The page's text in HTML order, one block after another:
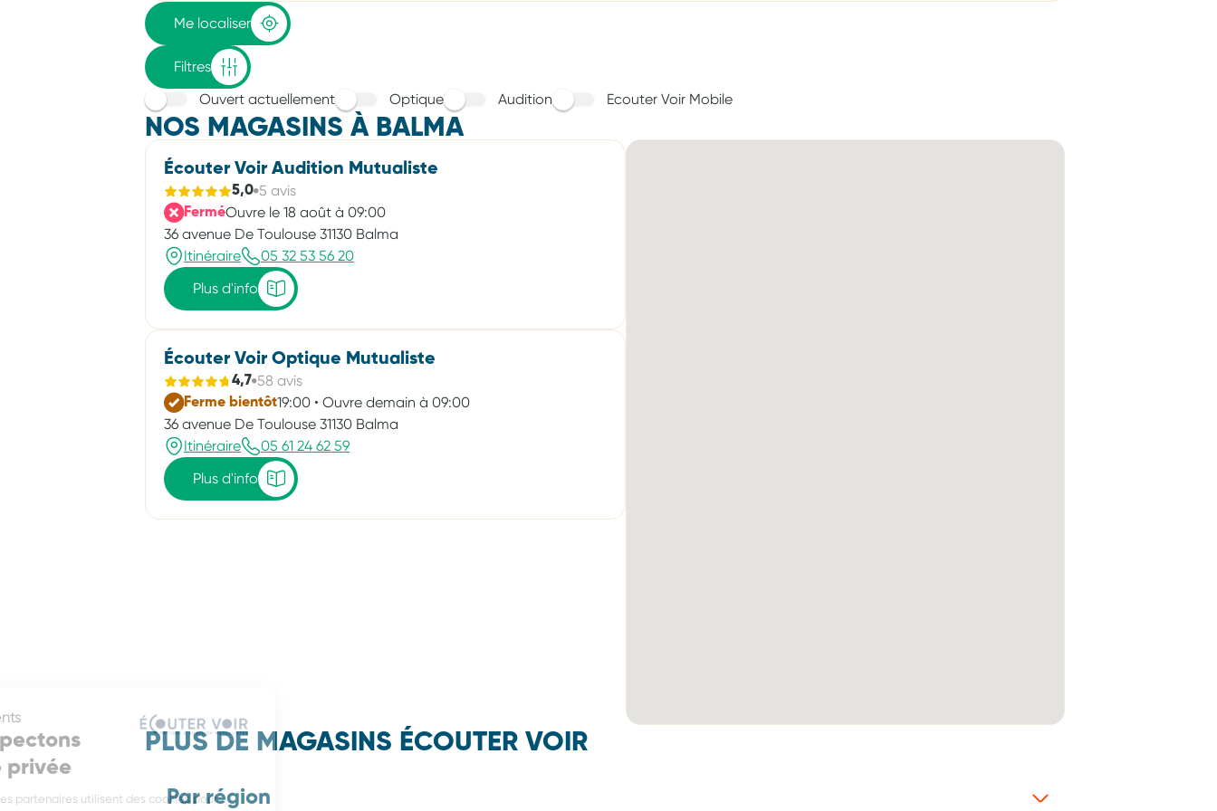
Consentements
Nous respectons
votre vie privée
Écouter Voir et ses partenaires utilisent des cookies pour
adresse
Me localiser
Filtres
Ouvert actuellement
Optique Audition Ecouter Voir Mobile
NOS MAGASINS À BALMA
Écouter Voir Audition Mutualiste
5,0 5 avis
FerméOuvre le 18 août à 09:00
36 avenue De Toulouse 31130 Balma
Itinéraire
05 32 53 56 20
Plus d'info
Écouter Voir Optique Mutualiste
4,7 58 avis
Ferme bientôt19:00 • Ouvre demain à 09:00
36 avenue De Toulouse 31130 Balma
Itinéraire
05 61 24 62 59
Plus d'info
PLUS DE MAGASINS ÉCOUTER VOIR
Par région